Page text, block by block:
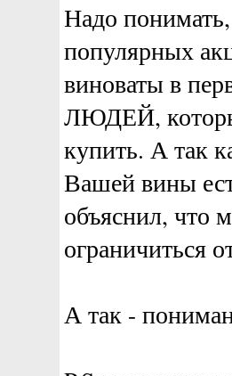
Надо
популярных
виноваты в
ЛЮДЕЙ,
купить. А так
Вашей вины
объяснил, что
ограничиться
А так -